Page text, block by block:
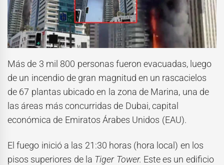
Más de 3 mil 800 personas fueron evacuadas, luego
de un incendio de gran magnitud en un rascacielos
de 67 plantas ubicado en la zona de Marina, una de
las áreas más concurridas de Dubai, capital
económica de Emiratos Árabes Unidos (EAU).
El fuego inició a las 21:30 horas (hora local) en los
pisos superiores de la Tiger Tower. Este es un edificio